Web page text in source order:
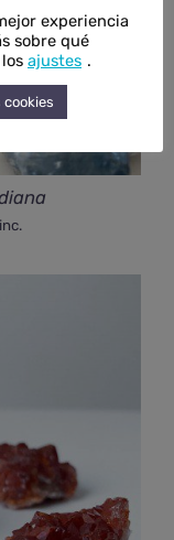
experiencia
sobre qué
ajustes .